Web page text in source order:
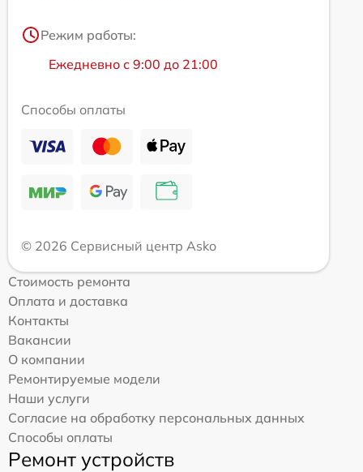
Режим работы:
Ежедневно с 9:00 до 21:00
Способы оплаты
© 2026 Сервисный центр Asko
Стоимость ремонта
Оплата и доставка
Контакты
Вакансии
О компании
Ремонтируемые модели
Наши услуги
Согласие на обработку персональных данных
Способы оплаты
Ремонт устройств